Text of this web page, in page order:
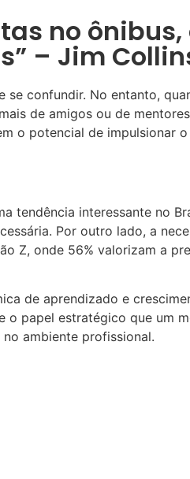
no
– Jim
confundir. No entanto,
de amigos ou de
o potencial de impulsionar
tendência interessante no
Por outro lado, a
Z, onde 56% valorizam a
de aprendizado e
papel estratégico que um
ambiente profissional.